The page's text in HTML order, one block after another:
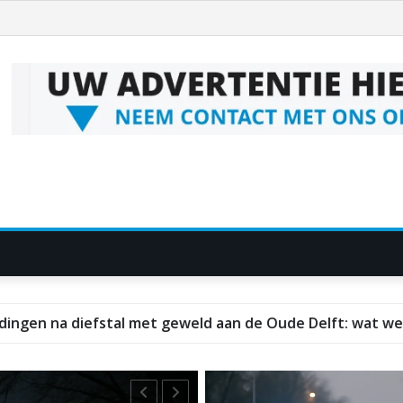
doen 600 kilo illegaal vuurwerk in Delft: wat